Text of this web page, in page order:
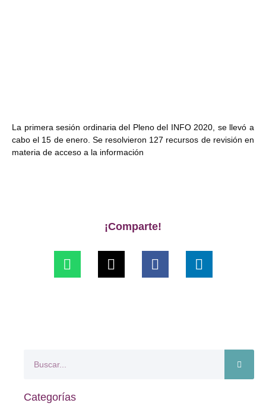
La primera sesión ordinaria del Pleno del INFO 2020, se llevó a
cabo el 15 de enero. Se resolvieron 127 recursos de revisión en
materia de acceso a la información
¡Comparte!
Categorías